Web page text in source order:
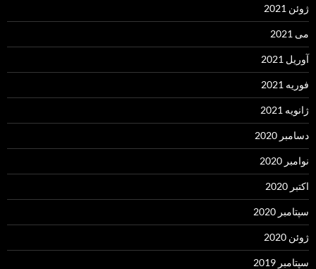
ژوئن 2021
می 2021
آوریل 2021
فوریه 2021
ژانویه 2021
دسامبر 2020
نوامبر 2020
اکتبر 2020
سپتامبر 2020
ژوئن 2020
سپتامبر 2019